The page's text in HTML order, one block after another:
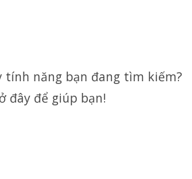
năng bạn đang tìm kiếm?
đây để giúp bạn!